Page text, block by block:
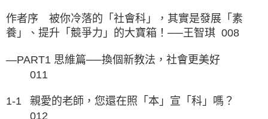
作者序 被你冷落的「社會科」，其實是發展「素
養」、提升「競爭力」的大寶箱！──王智琪 008
—PART1 思維篇──換個新教法，社會更美好
011
1-1
親愛的老師，您還在照「本」宣「科」嗎？
012